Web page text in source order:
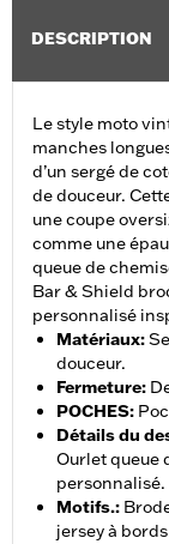
DESCRIPTION
Le style moto
manches
d’un sergé de
de douceur.
une coupe
comme une
queue de
Bar & Shield
personnalisé
Matériaux:
douceur.
Fermeture:
POCHES:
Détails du
Ourlet queue
personnalisé.
Motifs.:
jersey à